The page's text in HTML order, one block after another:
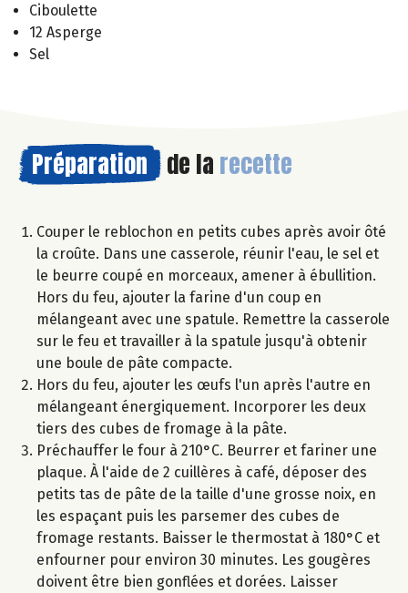
Ciboulette
12 Asperge
Sel
Préparation de la recette
Couper le reblochon en petits cubes après avoir ôté
la croûte. Dans une casserole, réunir l'eau, le sel et
le beurre coupé en morceaux, amener à ébullition.
Hors du feu, ajouter la farine d'un coup en
mélangeant avec une spatule. Remettre la casserole
sur le feu et travailler à la spatule jusqu'à obtenir
une boule de pâte compacte.
Hors du feu, ajouter les œufs l'un après l'autre en
mélangeant énergiquement. Incorporer les deux
tiers des cubes de fromage à la pâte.
Préchauffer le four à 210°C. Beurrer et fariner une
plaque. À l'aide de 2 cuillères à café, déposer des
petits tas de pâte de la taille d'une grosse noix, en
les espaçant puis les parsemer des cubes de
fromage restants. Baisser le thermostat à 180°C et
enfourner pour environ 30 minutes. Les gougères
doivent être bien gonflées et dorées. Laisser